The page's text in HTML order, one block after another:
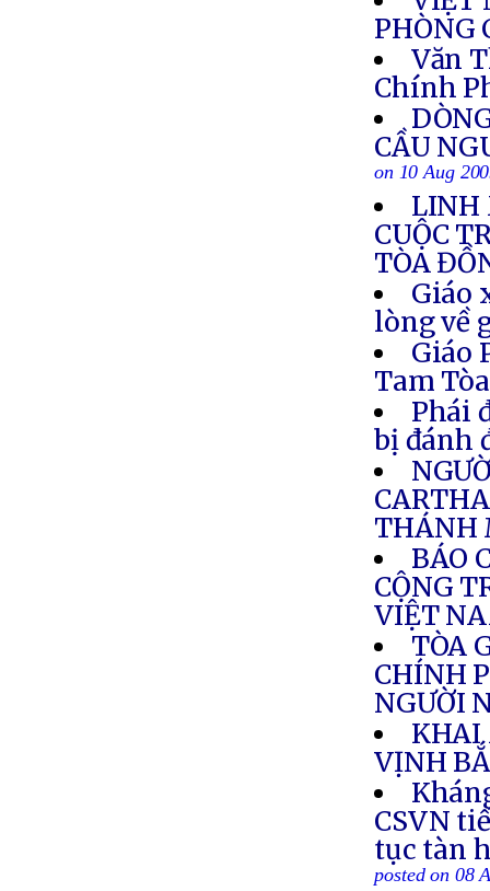
PHÒNG
Văn
Chính
CẦU
on 10 Aug
LINH
CUỘC
TÒA
Giáo
lòng về
Giáo
Tam Tòa
Phái
bị đánh
THÁNH
BÁO
CỘNG
VIỆT
TÒA
CHÍNH
NGƯỜI
KHAI
VỊNH
CSVN
tục tàn
posted on 08